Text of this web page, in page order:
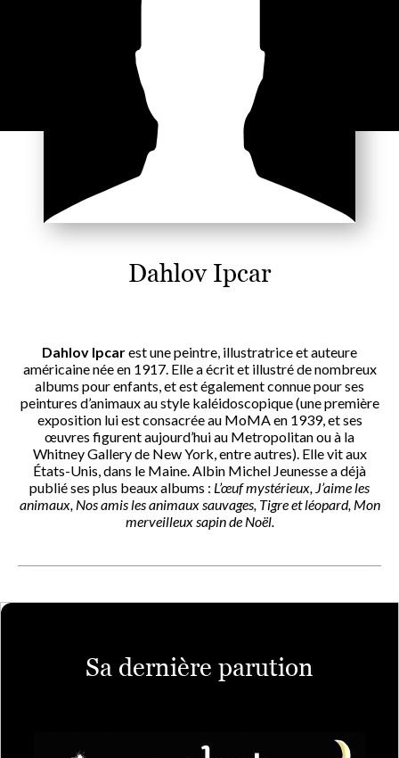
Dahlov Ipcar
Dahlov Ipcarest une peintre, illustratrice et auteure
américaine née en 1917. Elle a écrit et illustré de nombreux
albums pour enfants, et est également connue pour ses
peintures d’animaux au style kaléidoscopique (une première
exposition lui est consacrée au MoMA en 1939, et ses
œuvres figurent aujourd’hui au Metropolitan ou à la
Whitney Gallery de New York, entre autres). Elle vit aux
États-Unis, dans le Maine. Albin Michel Jeunesse a déjà
publié ses plus beaux albums : L’œuf mystérieux, J’aime les
animaux, Nos amis les animaux sauvages, Tigre et léopard, Mon
merveilleux sapin de Noël.
Sa dernière parution